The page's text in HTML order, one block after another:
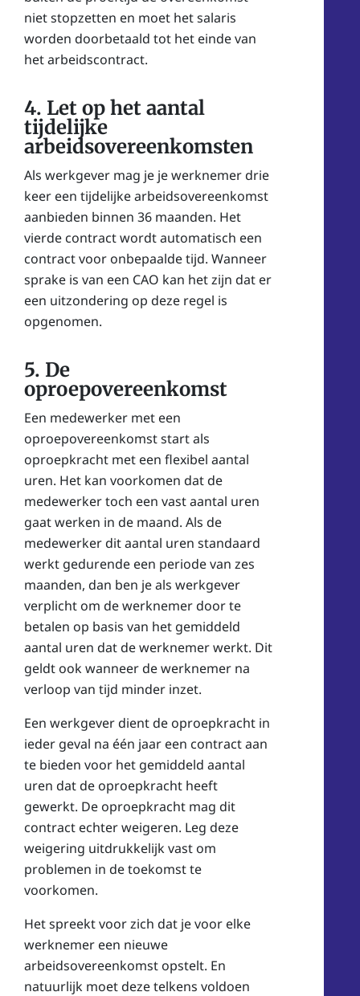
niet stopzetten en moet het salaris
worden doorbetaald tot het einde van
het arbeidscontract.
4. Let op het aantal
tijdelijke
arbeidsovereenkomsten
Als werkgever mag je je werknemer drie
keer een tijdelijke arbeidsovereenkomst
aanbieden binnen 36 maanden. Het
vierde contract wordt automatisch een
contract voor onbepaalde tijd. Wanneer
sprake is van een CAO kan het zijn dat er
een uitzondering op deze regel is
opgenomen.
5. De
oproepovereenkomst
Een medewerker met een
oproepovereenkomst start als
oproepkracht met een flexibel aantal
uren. Het kan voorkomen dat de
medewerker toch een vast aantal uren
gaat werken in de maand. Als de
medewerker dit aantal uren standaard
werkt gedurende een periode van zes
maanden, dan ben je als werkgever
verplicht om de werknemer door te
betalen op basis van het gemiddeld
aantal uren dat de werknemer werkt. Dit
geldt ook wanneer de werknemer na
verloop van tijd minder inzet.
Een werkgever dient de oproepkracht in
ieder geval na één jaar een contract aan
te bieden voor het gemiddeld aantal
uren dat de oproepkracht heeft
gewerkt. De oproepkracht mag dit
contract echter weigeren. Leg deze
weigering uitdrukkelijk vast om
problemen in de toekomst te
voorkomen.
Het spreekt voor zich dat je voor elke
werknemer een nieuwe
arbeidsovereenkomst opstelt. En
natuurlijk moet deze telkens voldoen